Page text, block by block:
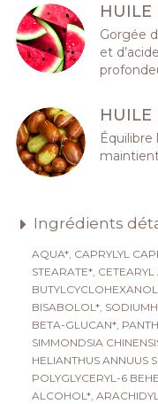
HUILE
Gorgée
et
HUILE
Équilibre
Ingrédients
AQUA*, CAPRYLYL
STEARATE*,
BISABOLOL*,
BETA-GLUCAN*,
SIMMONDSIA
HELIANTHUS ANNUUS
POLYGLYCERYL-6
ALCOHOL*,